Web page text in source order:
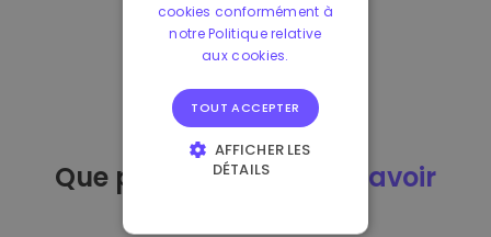
Que puis-je faire
après avoir
cookies conformément à
notre Politique relative
aux cookies.
TOUT ACCEPTER
AFFICHER LES
DÉTAILS